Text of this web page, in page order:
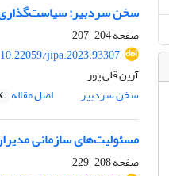
سخن سردبیر: سیاست‌‌گذاری
صفحه204-207
10.22059/jipa.2023.93307
آرین قلی پور
سخن سردبیر
اصل مقاله
مسئولیت‌های سازمانی
صفحه208-229